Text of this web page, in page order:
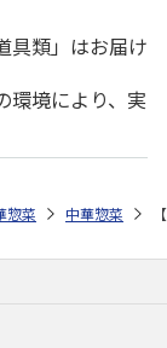
具類」はお届け
環境により、実
惣菜 中華惣菜